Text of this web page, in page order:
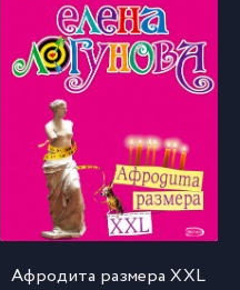
Афродита размера XXL